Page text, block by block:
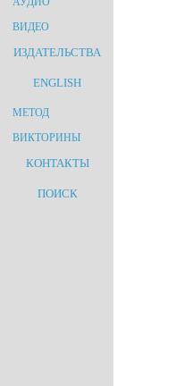
ВИДЕО
ИЗДАТЕЛЬСТВА
ENGLISH
МЕТОД
ВИКТОРИНЫ
КОНТАКТЫ
ПОИСК